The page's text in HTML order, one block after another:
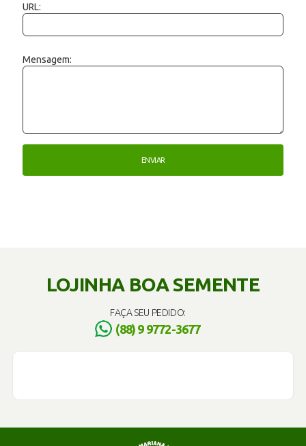
URL:
Mensagem:
LOJINHA BOA SEMENTE
FAÇA SEU PEDIDO:
(88) 9 9772-3677